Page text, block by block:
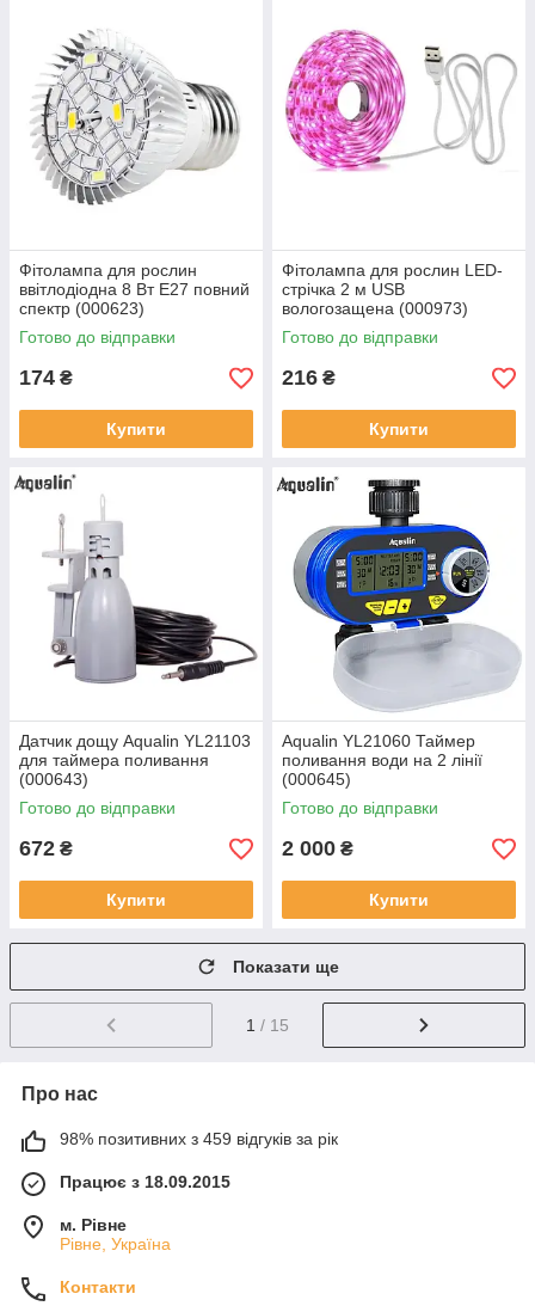
Фітолампа для рослин
ввітлодіодна 8 Вт E27 повний
спектр (000623)
Готово до відправки
174 ₴
Купити
Фітолампа для рослин LED-
стрічка 2 м USB
вологозащена (000973)
Готово до відправки
216 ₴
Купити
Датчик дощу Aqualin YL21103
для таймера поливання
(000643)
Готово до відправки
672 ₴
Купити
Aqualin YL21060 Таймер
поливання води на 2 лінії
(000645)
Готово до відправки
2 000 ₴
Купити
Показати ще
1 / 15
Про нас
98% позитивних з 459 відгуків за рік
Працює з 18.09.2015
м. Рівне
Рівне, Україна
Контакти